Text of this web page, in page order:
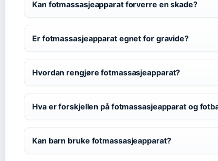
Kan fotmassasjeapparat forverre en skade?
Er fotmassasjeapparat egnet for gravide?
Hvordan rengjøre fotmassasjeapparat?
Hva er forskjellen på fotmassasjeapparat og
Kan barn bruke fotmassasjeapparat?